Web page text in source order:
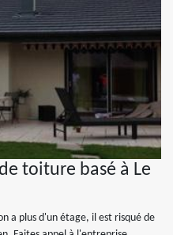
toiture basé à Le
a plus d'un étage, il est risqué de